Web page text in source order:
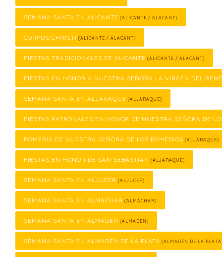
SEMANA SANTA EN ALICANTE (ALICANTE / ALACANT)
CORPUS CHRISTI (ALICANTE / ALACANT)
FIESTAS TRADICIONALES DE ALICANTE (ALICANTE / ALACANT)
FIESTAS EN HONOR A NUESTRA SEÑORA LA VIRGEN DEL
SEMANA SANTA EN ALJARAQUE (ALJARAQUE)
FIESTAS PATRONALES EN HONOR DE NUESTRA SEÑORA DE
ROMERÍA DE NUESTRA SEÑORA DE LOS REMEDIOS (ALJARAQUE)
FIESTAS EN HONOR DE SAN SEBASTIAN (ALJARAQUE)
SEMANA SANTA EN ALJUCER (ALJUCER)
SEMANA SANTA EN ALMÁCHAR (ALMÁCHAR)
SEMANA SANTA EN ALMADÉN (ALMADÉN)
SEMANA SANTA EN ALMADÉN DE LA PLATA (ALMADÉN DE LA